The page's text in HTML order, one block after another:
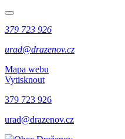
379 723 926
urad@drazenov.cz
Mapa webu
Vytisknout
379 723 926
urad@drazenov.cz